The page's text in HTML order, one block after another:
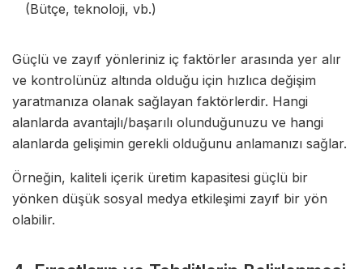
(Bütçe, teknoloji, vb.)
Güçlü ve zayıf yönleriniz iç faktörler arasında yer alır
ve kontrolünüz altında olduğu için hızlıca değişim
yaratmanıza olanak sağlayan faktörlerdir. Hangi
alanlarda avantajlı/başarılı olunduğunuzu ve hangi
alanlarda gelişimin gerekli olduğunu anlamanızı sağlar.
Örneğin, kaliteli içerik üretim kapasitesi güçlü bir
yönken düşük sosyal medya etkileşimi zayıf bir yön
olabilir.